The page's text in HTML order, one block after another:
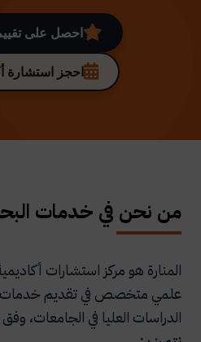
احصل على
احجز استشارة
من نحن في خدمات
المنارة هو مركز استشارات
علمي متخصص في تقديم خدمات
الدراسات العليا في الجامعات،